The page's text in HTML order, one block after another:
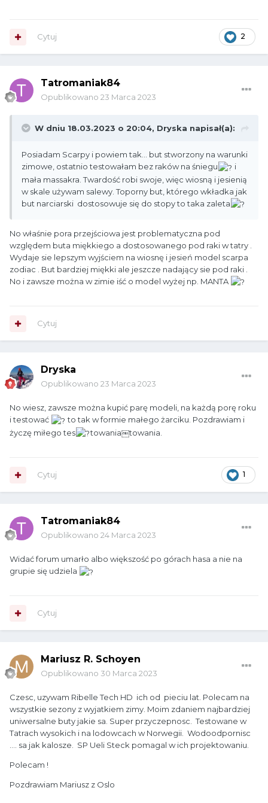
2
Cytuj
Tatromaniak84
Opublikowano 23 Marca 2023
W dniu 18.03.2023 o 20:04, Dryska napisał(a):
Posiadam Scarpy i powiem tak... but stworzony na warunki
zimowe, ostatnio testowałam bez raków na śniegu
i
mała massakra. Twardość robi swoje, więc wiosną i jesienią
w skale używam salewy. Toporny but, którego wkładka jak
but narciarski dostosowuje się do stopy to taka zaleta
No właśnie pora przejściowa jest problematyczna pod
względem buta miękkiego a dostosowanego pod raki w tatry .
Wydaje sie lepszym wyjściem na wiosnę i jesień model scarpa
zodiac . But bardziej miękki ale jeszcze nadający sie pod raki .
No i zawsze można w zimie iść o model wyżej np. MANTA
Cytuj
Dryska
Opublikowano 23 Marca 2023
No wiesz, zawsze można kupić parę modeli, na każdą porę roku
i testować
to tak w formie małego żarciku. Pozdrawiam i
życzę miłego tes
towania￼towania.
1
Cytuj
Tatromaniak84
Opublikowano 24 Marca 2023
Widać forum umarło albo większość po górach hasa a nie na
grupie się udziela
Cytuj
Mariusz R. Schoyen
Opublikowano 30 Marca 2023
Czesc, uzywam Ribelle Tech HD ich od pieciu lat. Polecam na
wszystkie sezony z wyjatkiem zimy. Moim zdaniem najbardziej
uniwersalne buty jakie sa. Super przyczepnosc. Testowane w
Tatrach wysokich i na lodowcach w Norwegii. Wodoodpornisc
.... sa jak kalosze. SP Ueli Steck pomagal w ich projektowaniu.
Polecam !
Pozdrawiam Mariusz z Oslo